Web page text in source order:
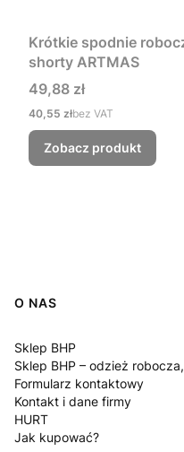
Krótkie spodnie
shorty ARTMAS
Cena
49,88 zł
Cena
40,55 złbez VAT
Zobacz produkt
Linki w stopce
O NAS
Sklep BHP
Sklep BHP – odzież
Formularz kontaktowy
Kontakt i dane firmy
HURT
Jak kupować?